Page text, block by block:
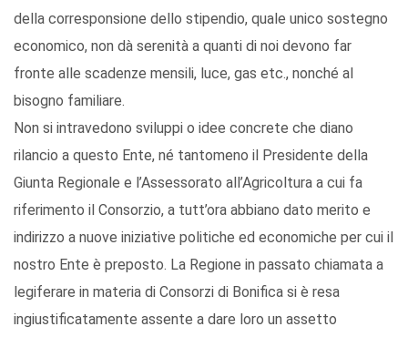
della corresponsione dello stipendio, quale unico sostegno
economico, non dà serenità a quanti di noi devono far
fronte alle scadenze mensili, luce, gas etc., nonché al
bisogno familiare.
Non si intravedono sviluppi o idee concrete che diano
rilancio a questo Ente, né tantomeno il Presidente della
Giunta Regionale e l’Assessorato all’Agricoltura a cui fa
riferimento il Consorzio, a tutt’ora abbiano dato merito e
indirizzo a nuove iniziative politiche ed economiche per cui il
nostro Ente è preposto. La Regione in passato chiamata a
legiferare in materia di Consorzi di Bonifica si è resa
ingiustificatamente assente a dare loro un assetto